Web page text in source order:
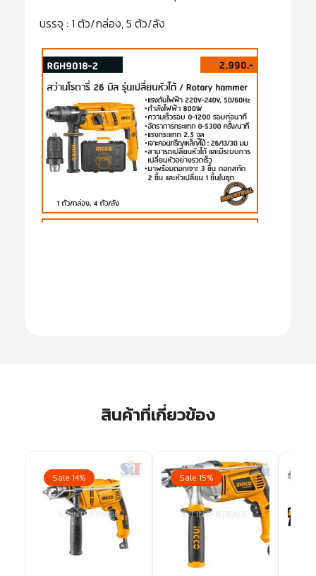
บรรจุ : 1 ตัว/กล่อง, 5 ตัว/ลัง
สินค้าที่เกี่ยวข้อง
Sale 14% Sale 15%